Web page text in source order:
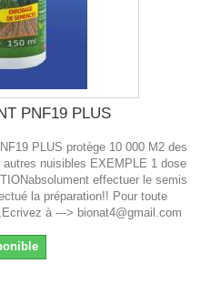
PNF19 PLUS
PLUS protège 10 000 M2 des
nuisibles EXEMPLE 1 dose
effectuer le semis
la préparation!! Pour toute
à ---> bionat4@gmail.com